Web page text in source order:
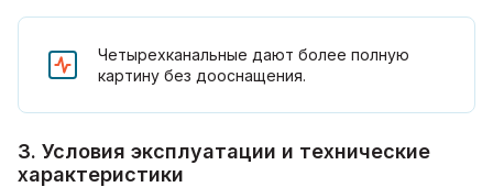
Четырехканальные дают более полную
картину без дооснащения.
3. Условия эксплуатации и технические
характеристики